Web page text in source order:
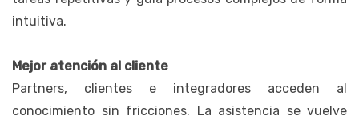
intuitiva.
Mejor atención al cliente
Partners, clientes e integradores acceden al
conocimiento sin fricciones. La asistencia se vuelve